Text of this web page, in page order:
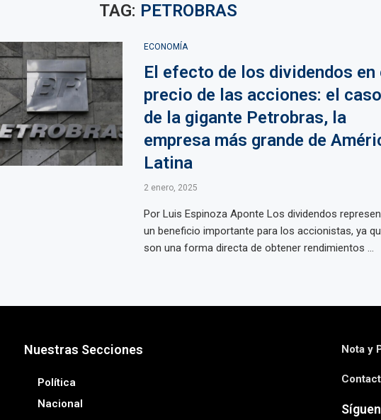
TAG: PETROBRAS
ECONOMÍA
El efecto de los dividendos en
precio de las acciones: el caso
de la gigante Petrobras, la
empresa más grande de
Latina
2 enero, 2025
Por Luis Espinoza Aponte Los dividendos
un beneficio importante para los accionistas, ya
son una forma directa de obtener rendimientos ...
Nuestras Secciones
Política
Nacional
Nota y